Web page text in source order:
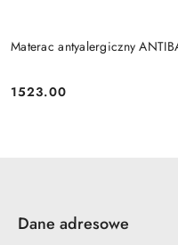
Materac antyalergiczny
Cena:
1523.00
Dane adresowe